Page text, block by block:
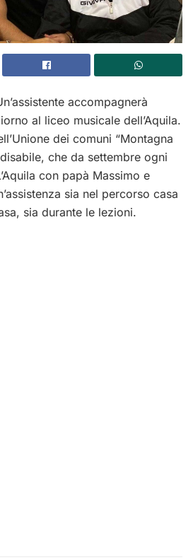
accompagnerà
al liceo musicale dell’Aquila.
dei comuni “Montagna
che da settembre ogni
con papà Massimo e
sia nel percorso casa
sia durante le lezioni.